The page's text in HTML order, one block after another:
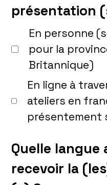
présentation
En personne
pour la
Britannique)
En ligne à
ateliers en
présentement
Quelle langue
recevoir la